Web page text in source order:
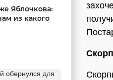
Яблочкова:
из какого